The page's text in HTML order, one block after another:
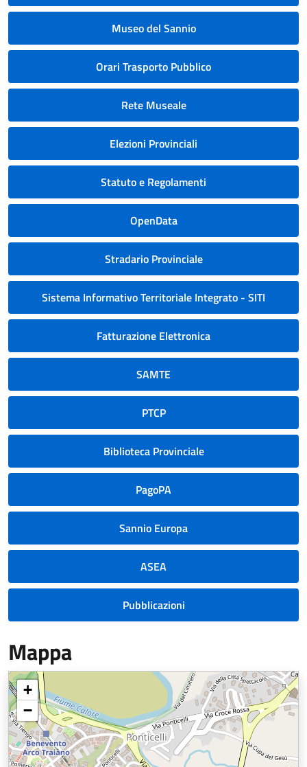
Museo del Sannio
Orari Trasporto Pubblico
Rete Museale
Elezioni Provinciali
Statuto e Regolamenti
OpenData
Stradario Provinciale
Sistema Informativo Territoriale Integrato - SITI
Fatturazione Elettronica
SAMTE
PTCP
Biblioteca Provinciale
PagoPA
Sannio Europa
ASEA
Pubblicazioni
Mappa
+
−